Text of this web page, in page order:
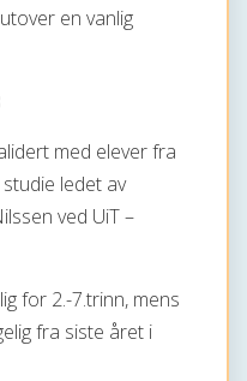
en vanlig
med elever fra
ledet av
ved UiT –
for 2.-7.trinn, mens
fra siste året i